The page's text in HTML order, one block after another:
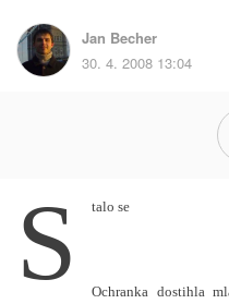
Jan Becher
30. 4. 2008 13:04
S talo se
Ochranka dostihla